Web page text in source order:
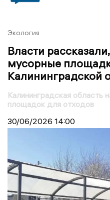
Экология
Власти
мусорные
Калининградской
Калининградская область
площадок для отходов
30/06/2026 14:00